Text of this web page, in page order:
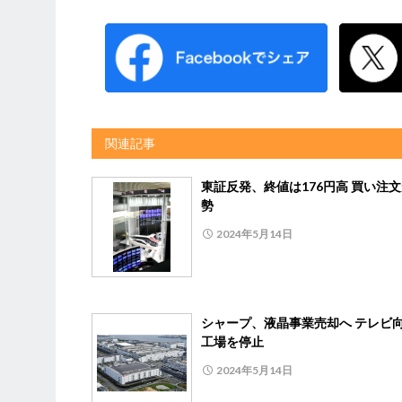
関連記事
東証反発、終値は176円高 買い注
勢
2024年5月14日
シャープ、液晶事業売却へ テレビ
工場を停止
2024年5月14日